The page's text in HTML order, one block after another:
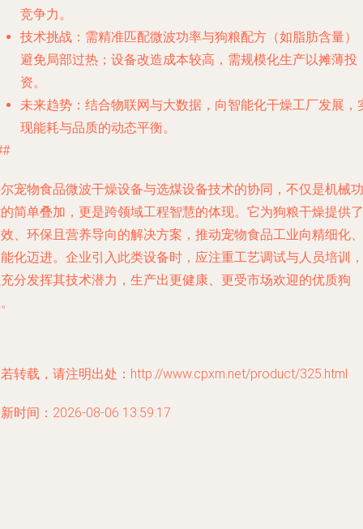
竞争力。
技术挑战 ：需精准匹配微波功率与狗粮配方（如脂肪含量）
避免局部过热；设备改造成本较高，需规模化生产以摊薄投
资。
未来趋势 ：结合物联网与大数据，向智能化干燥工厂发展，
现能耗与品质的动态平衡。
宠物食品微波干燥设备与选煤设备技术的协同，不仅是机械功
简单叠加，更是跨领域工程智慧的体现。它为狗粮干燥提供了
、环保且营养导向的解决方案，推动宠物食品工业向精细化、
化迈进。企业引入此类设备时，应注重工艺调试与人员培训，
分发挥其技术潜力，生产出更健康、更受市场欢迎的优质狗
转载，请注明出处：http://www.cpxm.net/product/325.html
时间：2026-08-06 13:59:17